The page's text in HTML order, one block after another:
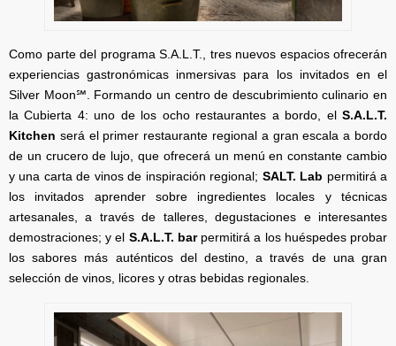
Como parte del programa S.A.L.T., tres nuevos espacios ofrecerán
experiencias gastronómicas inmersivas para los invitados en el
Silver Moon℠. Formando un centro de descubrimiento culinario en
la Cubierta 4: uno de los ocho restaurantes a bordo, elS.A.L.T.
Kitchen será el primer restaurante regional a gran escala a bordo
de un crucero de lujo, que ofrecerá un menú en constante cambio
y una carta de vinos de inspiración regional; SALT. Lab permitirá a
los invitados aprender sobre ingredientes locales y técnicas
artesanales, a través de talleres, degustaciones e interesantes
demostraciones; y el S.A.L.T. barpermitirá a los huéspedes probar
los sabores más auténticos del destino, a través de una gran
selección de vinos, licores y otras bebidas regionales.